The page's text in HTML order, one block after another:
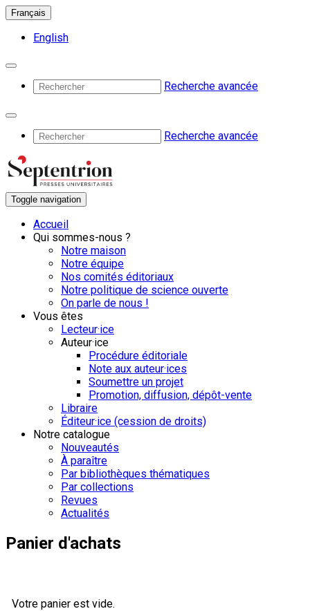
Français
English
Recherche avancée
Recherche avancée
Toggle navigation
Accueil
Qui sommes-nous ?
Notre maison
Notre équipe
Nos comités éditoriaux
Notre politique de science ouverte
On parle de nous !
Vous êtes
Lecteur·ice
Auteur·ice
Procédure éditoriale
Note aux auteur·ices
Soumettre un projet
Promotion, diffusion, dépôt-vente
Libraire
Éditeur·ice (cession de droits)
Notre catalogue
Nouveautés
À paraître
Par bibliothèques thématiques
Par collections
Revues
Actualités
Panier d'achats
Votre panier est vide.